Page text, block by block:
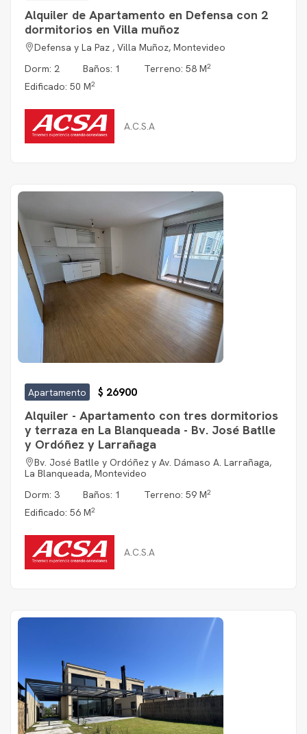
Alquiler de Apartamento en Defensa con 2
dormitorios en Villa muñoz
Defensa y La Paz , Villa Muñoz, Montevideo
Dorm: 2
Baños: 1 Terreno: 58 M2
Edificado: 50 M2
A.C.S.A
Apartamento $ 26900
Alquiler - Apartamento con tres dormitorios
y terraza en La Blanqueada - Bv. José Batlle
y Ordóñez y Larrañaga
Bv. José Batlle y Ordóñez y Av. Dámaso A. Larrañaga,
La Blanqueada, Montevideo
Dorm: 3
Baños: 1 Terreno: 59 M2
Edificado: 56 M2
A.C.S.A